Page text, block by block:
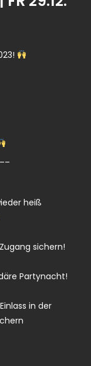
heiß
sichern!
Partynacht!
in der